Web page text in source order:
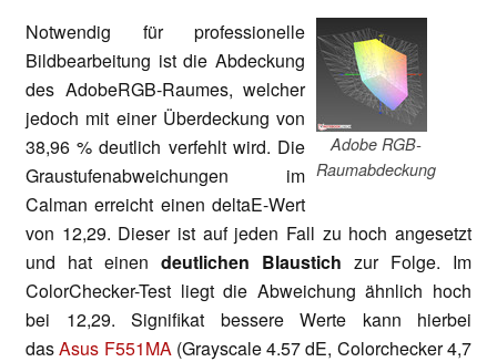
Adobe RGB-
Raumabdeckung
Notwendig für professionelle
Bildbearbeitung ist die Abdeckung
des AdobeRGB-Raumes, welcher
jedoch mit einer Überdeckung von
38,96 % deutlich verfehlt wird. Die
Graustufenabweichungen im
Calman erreicht einen deltaE-Wert
von 12,29. Dieser ist auf jeden Fall zu hoch angesetzt
und hat einen deutlichen Blaustich zur Folge. Im
ColorChecker-Test liegt die Abweichung ähnlich hoch
bei 12,29. Signifikat bessere Werte kann hierbei
dasAsus F551MA(Grayscale 4.57 dE, Colorchecker 4,7